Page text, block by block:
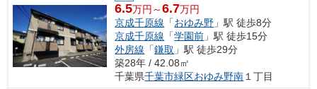
6.5万円～6.7万円
京成千原線 「おゆみ野 」駅 徒歩8分
京成千原線 「学園前 」駅 徒歩15分
外房線 「鎌取 」駅 徒歩29分
築28年 / 42.08㎡
千葉県千葉市緑区おゆみ野南 １丁目